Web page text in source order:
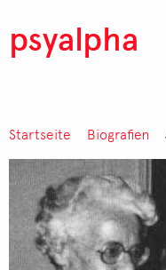
psyalpha
Pfadnavigation
Startseite Biografien